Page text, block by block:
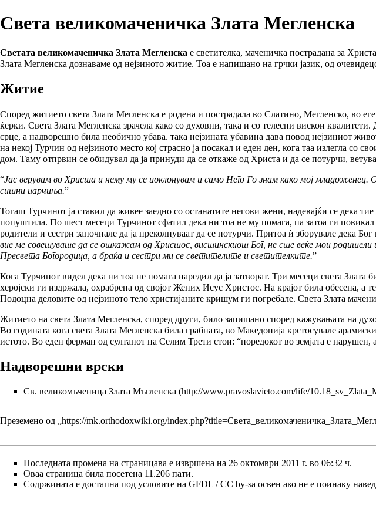
Света великомаченичка Злата Мегленска
Светата великомаченичка Злата Мегленска е светителка, маченичка пострадана за
Злата Мегленска дознаваме од нејзиното житие. Тоа е напишано на грчки јазик, од
Житие
Според житието света Злата Мегленска е родена и пострадала во Слатино, Мегленско, во
ќерки. Света Злата Мегленска зрачела како со духовни, така и со телесни вискои
срце, а надворешно била необично убава. така нејзината убавина дава повод нејзиниот
на некој Турчин од нејзиното место кој страсно ја посакал и еден ден, кога таа излегла со
дом. Таму отпрвин се обидувал да ја принуди да се откаже од Христа и да се потурчи,
“Јас верувам во Христа и нему му се поклонувам и само Него Го знам како мој
ситни парчиња.”
Тогаш Турчинот ја ставил да живее заедно со останатите негови жени, надевајќи се дека
попуштила. По шест месеци Турчинот сфатил дека ни тоа не му помага, па затоа ги повикал
родители и сестри започнале да ја преколнуваат да се потурчи. Притоа ѝ зборувале дека
вие ме советувате да се откажам од Христос, вистинскиот Бог, не сте веќе мои
Пресвета Богородица , а браќа и сестри ми се светителите и светителките.”
Кога Турчинот видел дека ни тоа не помага наредил да ја затворат. Три месеци света
херојски ги издржала, охрабрена од својот Жених Исус Христос. На крајот била обесена,
Подоцна деловите од нејзиното тело христијаните кришум ги погребале. Света Злата
Житието на света Злата Мегленска, според други, било запишано според кажувањата на
Во годината кога света Злата Мегленска била грабната, во Македонија крстосувале
истото. Во еден ферман од султанот на Селим Трети стои: “поредокот во земјата е нарушен,
Надворешни врски
Св. великомъченица Злата Мъгленска
Преземено од „https://mk.orthodoxwiki.org/
Последната промена на страницава е извршена на 26 октомври 2011 г. во 06:32 ч.
Оваа страница била посетена 11.206 пати.
Содржината е достапна под условите на GFDL / CC by-sa освен ако не е поинаку